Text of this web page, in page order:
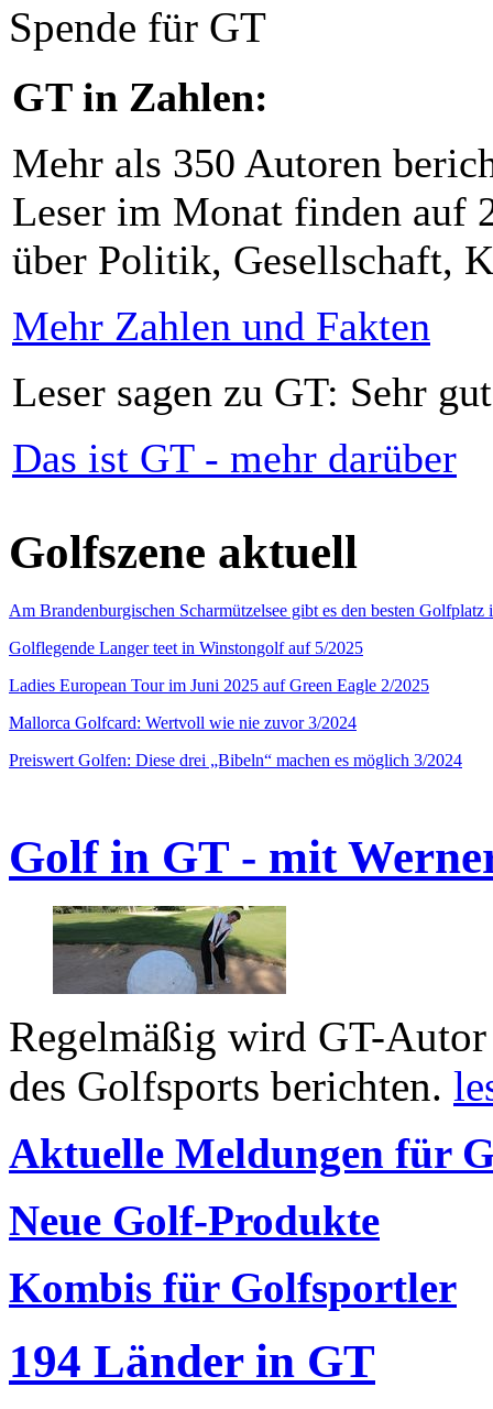
Spende für GT
GT in Zahlen:
Mehr als 350 Autoren
Leser im Monat finden auf
über Politik, Gesellschaft,
Mehr Zahlen und Fakten
Leser sagen zu GT: Sehr
Das ist GT - mehr darüber
Golfszene aktuell
Am Brandenburgischen Scharmützelsee gibt es den besten
Golflegende Langer teet in Winstongolf auf 5/2025
Ladies European Tour im Juni 2025 auf Green Eagle 2/2025
Mallorca Golfcard: Wertvoll wie nie zuvor 3/2024
Preiswert Golfen: Diese drei „Bibeln“ machen es möglich 3/2024
Golf in GT - mit
Regelmäßig wird GT-
des Golfsports berichten.
Aktuelle Meldungen für
Neue Golf-Produkte
Kombis für Golfsportler
194 Länder in GT